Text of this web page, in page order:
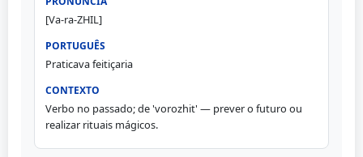
[Va-ra-ZHIL]
Praticava feitiçaria
Verbo no passado; de 'vorozhit' — prever o futuro ou
realizar rituais mágicos.